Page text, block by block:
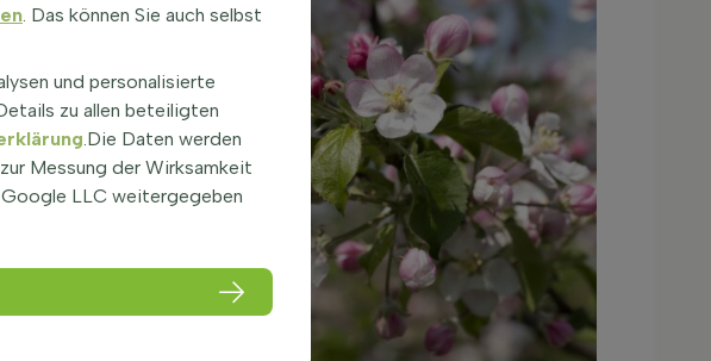
die
6 Meter
gelb.
oder
Im
sich gut
. Das können Sie auch selbst
und personalisierte
zu allen beteiligten
.Die Daten werden
Messung der Wirksamkeit
Google LLC weitergegeben